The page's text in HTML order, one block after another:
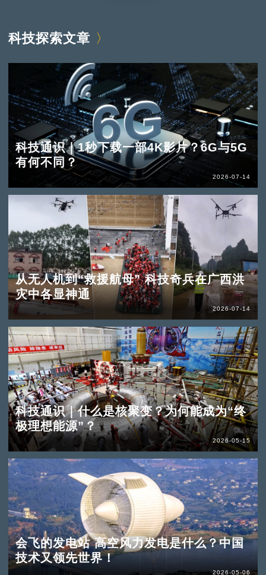
科技探索文章
科技通识｜1秒下载一部4K影片？6G与5G
有何不同？
2026-07-14
从无人机到“救援航母” 科技奇兵在广西洪
灾中各显神通
2026-07-14
科技通识｜什么是核聚变？为何能成为“终
极理想能源”？
2026-05-15
会飞的发电站 高空风力发电是什么？中国
技术又领先世界！
2026-05-06